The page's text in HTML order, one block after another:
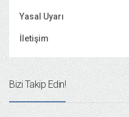
Yasal Uyarı
İletişim
Bizi Takip Edin!